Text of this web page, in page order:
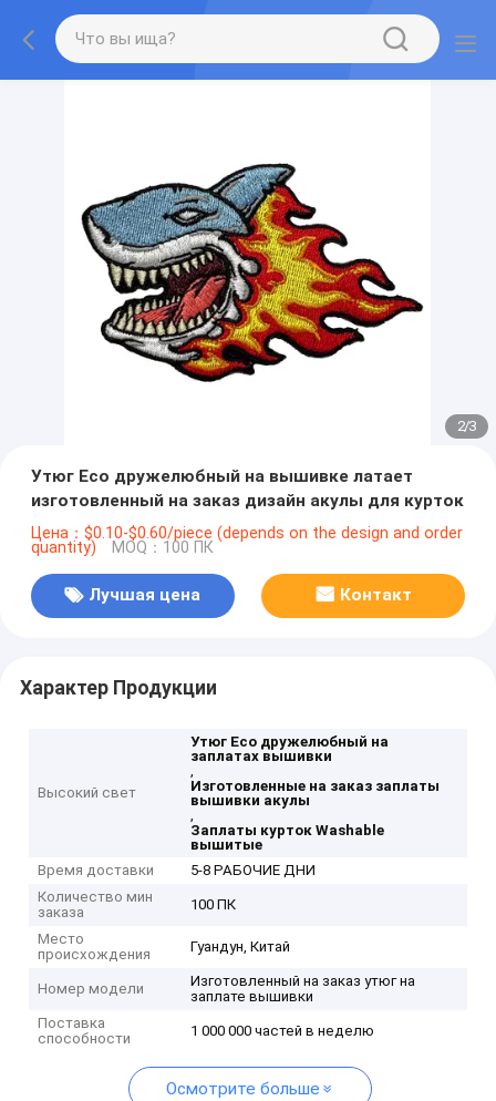
2/3
Утюг Eco дружелюбный на вышивке латает
изготовленный на заказ дизайн акулы для курток
Цена：$0.10-$0.60/piece (depends on the design and order
quantity) MOQ：100 ПК
Лучшая цена Контакт
Характер Продукции
Высокий свет
Утюг Eco дружелюбный на
заплатах вышивки
,
Изготовленные на заказ заплаты
вышивки акулы
,
Заплаты курток Washable
вышитые
Время доставки
5-8 РАБОЧИЕ ДНИ
Количество мин
заказа
100 ПК
Место
происхождения
Гуандун, Китай
Номер модели
Изготовленный на заказ утюг на
заплате вышивки
Поставка
способности
1 000 000 частей в неделю
Осмотрите больше